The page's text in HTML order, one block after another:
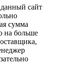
сайт
сумма
на больше